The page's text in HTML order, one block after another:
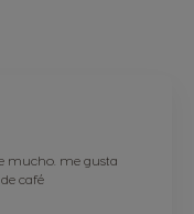
mucho. me gusta
café